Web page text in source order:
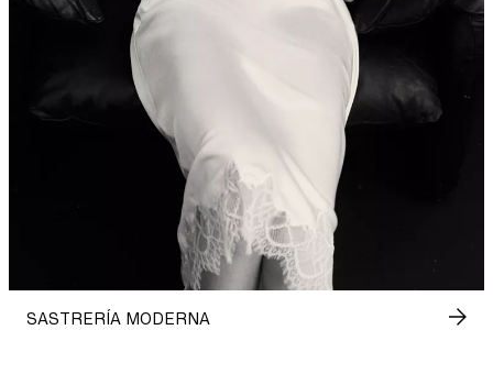
SASTRERÍA MODERNA